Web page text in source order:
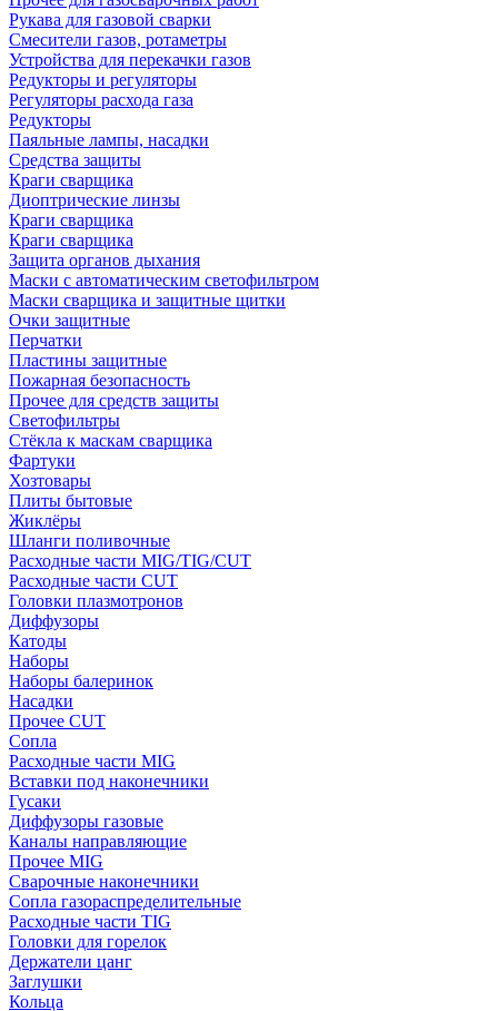
Рукава для газовой сварки
Смесители газов, ротаметры
Устройства для перекачки газов
Редукторы и регуляторы
Регуляторы расхода газа
Редукторы
Паяльные лампы, насадки
Средства защиты
Краги сварщика
Диоптрические линзы
Краги сварщика
Краги сварщика
Защита органов дыхания
Маски с автоматическим светофильтром
Маски сварщика и защитные щитки
Очки защитные
Перчатки
Пластины защитные
Пожарная безопасность
Прочее для средств защиты
Светофильтры
Стёкла к маскам сварщика
Фартуки
Хозтовары
Плиты бытовые
Жиклёры
Шланги поливочные
Расходные части MIG/TIG/CUT
Расходные части CUT
Головки плазмотронов
Диффузоры
Катоды
Наборы
Наборы балеринок
Насадки
Прочее CUT
Сопла
Расходные части MIG
Вставки под наконечники
Гусаки
Диффузоры газовые
Каналы направляющие
Прочее MIG
Сварочные наконечники
Сопла газораспределительные
Расходные части TIG
Головки для горелок
Держатели цанг
Заглушки
Кольца